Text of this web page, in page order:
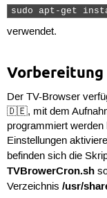
sudo apt-get
verwendet.
Vorbereitung
Der TV-Browser
🇩🇪, mit dem
programmiert werden
Einstellungen
befinden sich die
TVBrowerCron.sh
Verzeichnis /usr/